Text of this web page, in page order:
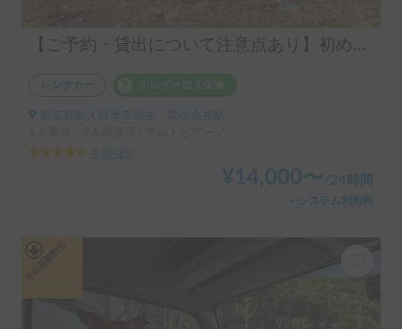
【ご予約・貸出について注意点あり】初めての車中泊は冷蔵or冷凍庫付きアルトピアーノで決まり！！当店のキャンピングレンタカーは【ペット同乗可能！５人乗り！大人２名就寝可能。 安心のトヨタ正規ディーラーレンタル！！】 アルトピアーノで愛犬との車中泊旅にピッタリ🐶ペット/初心者大歓迎🔰/音楽フェス等などなどご利用ください。コンパクトで運転しやすいキャンピングカー🚐
レンタカー
東京都東久留米市弥生, ' 花小金井駅
4.80
25
¥ 14,000〜 /24時間
＋システム利用料